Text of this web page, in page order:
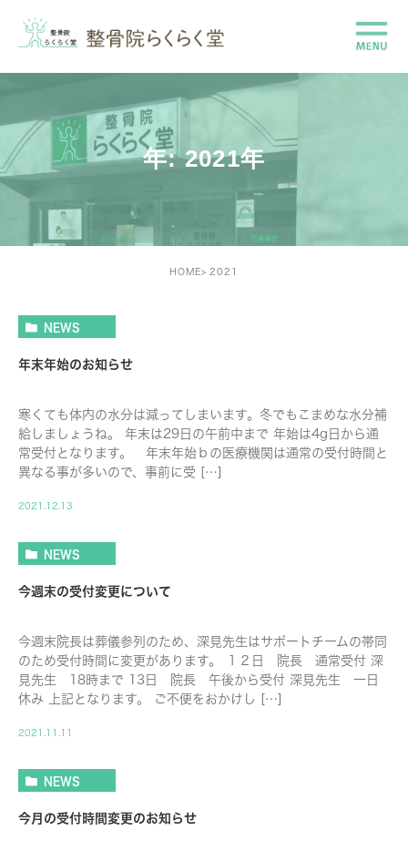
年: 2021年
HOME 2021
NEWS
年末年始のお知らせ
寒くても体内の水分は減ってしまいます。冬でもこまめな水分補
給しましょうね。 年末は29日の午前中まで 年始は4g日から通
常受付となります。 年末年始ｂの医療機関は通常の受付時間と
異なる事が多いので、事前に受 […]
2021.12.13
NEWS
今週末の受付変更について
今週末院長は葬儀参列のため、深見先生はサポートチームの帯同
のため受付時間に変更があります。 １２日 院長 通常受付 深
見先生 18時まで 13日 院長 午後から受付 深見先生 一日
休み 上記となります。 ご不便をおかけし […]
2021.11.11
NEWS
今月の受付時間変更のお知らせ